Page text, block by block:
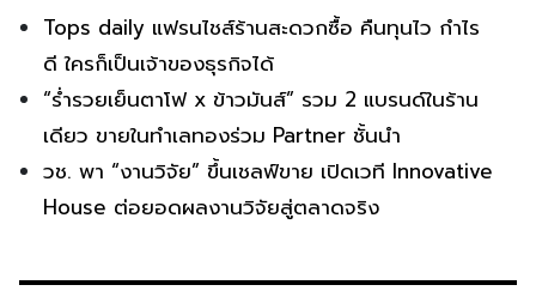
Tops daily แฟรนไชส์ร้านสะดวกซื้อ คืนทุนไว กำไร
ดี ใครก็เป็นเจ้าของธุรกิจได้
“ร่ำรวยเย็นตาโฟ x ข้าวมันส์” รวม 2 แบรนด์ในร้าน
เดียว ขายในทำเลทองร่วม Partner ชั้นนำ
วช. พา “งานวิจัย” ขึ้นเชลฟ์ขาย เปิดเวที Innovative
House ต่อยอดผลงานวิจัยสู่ตลาดจริง